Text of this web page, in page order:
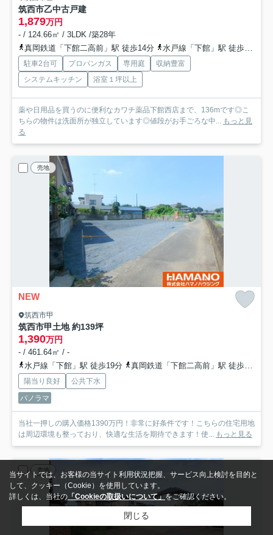
筑西市乙中古戸建
1,879万円
- / 124.66㎡ / 3LDK /築28年
真岡鉄道「下館二高前」駅 徒歩14分
水戸線「下館」駅 徒歩21分
駐車2台可 プロパンガス 専用庭
収納豊富
システムキッチン
浴室１坪以上
薬や日用品を買うのに便利なカワチ薬品下館西店まで、136mです◎こ
ちらの物件は洗面所が独立しています◎値段がお手ごろな中... もっと見
る
売地
NEW
筑西市甲
筑西市甲土地 約139坪
1,390万円
- / 461.64㎡ / -
水戸線「下館」駅 徒歩19分
真岡鉄道「下館二高前」駅 徒歩17分
陽当り良好
公共下水
パノラマ
当社一押しの購入価格1390万円！非常に好条件です！こちらの住宅用地
は周辺環境も整っており、快適な生活を期待できます！使... もっと見る
売地
当サイトでは、お客様の当サイト利用状況把握、サービス向上検討を目的と
して、クッキー（Cookie）を使用しています。
詳しくは、当社の 「Cookieの取扱いについて」をご確認ください。
閉じる